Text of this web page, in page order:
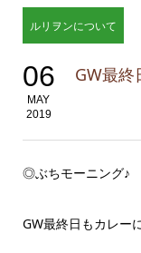
ルリヲンについて
06
MAY
2019
GW最
◎ぶちモーニング♪
GW最終日もカレー